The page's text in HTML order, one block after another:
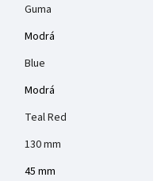
Guma
Modrá
Blue
Modrá
Teal Red
130 mm
45 mm